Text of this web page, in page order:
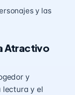
y las
Atractivo
y
lectura y el